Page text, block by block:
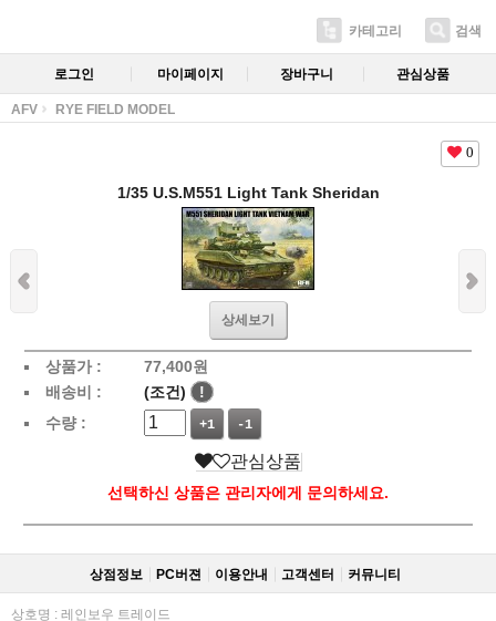
카테고리 검색
로그인 마이페이지 장바구니 관심상품
AFV RYE FIELD MODEL
0
1/35 U.S.M551 Light Tank Sheridan
상세보기
상품가 : 77,400원
배송비 :
(조건)
!
수량 :
+1 -1
관심상품
선택하신 상품은 관리자에게 문의하세요.
상점정보 PC버젼 이용안내 고객센터 커뮤니티
상호명 : 레인보우 트레이드